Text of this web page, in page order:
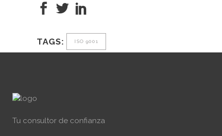
TAGS: ISO 9001
Tu consultor de confianza